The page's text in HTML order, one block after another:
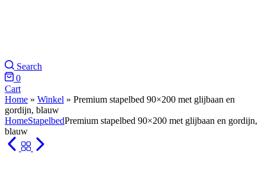
Search
0
Cart
Home » Winkel » Premium stapelbed 90×200 met glijbaan en
gordijn, blauw
HomeStapelbedPremium stapelbed 90×200 met glijbaan en gordijn,
blauw